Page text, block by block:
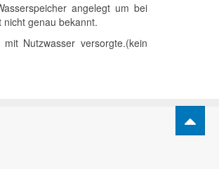
angelegt um bei
genau bekannt.
Nutzwasser versorgte.(kein